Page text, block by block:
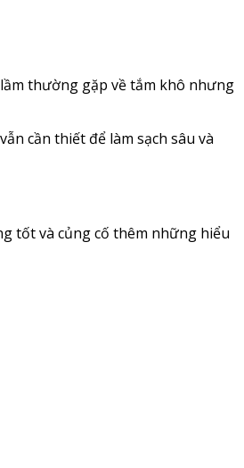
thường gặp về tắm khô nhưng
cần thiết để làm sạch sâu và
tốt và củng cố thêm những hiểu